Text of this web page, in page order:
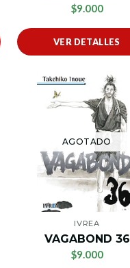
$9.000
VER DETALLES
AGOTADO
IVREA
VAGABOND 36
$9.000